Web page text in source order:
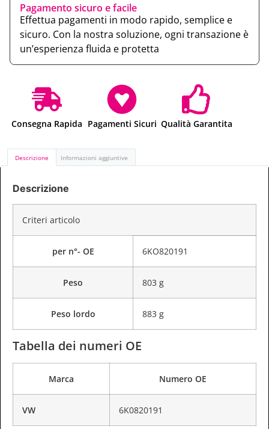
Pagamento sicuro e facile
Effettua pagamenti in modo rapido, semplice e
sicuro. Con la nostra soluzione, ogni transazione è
un’esperienza fluida e protetta
Consegna Rapida Pagamenti Sicuri Qualità Garantita
Descrizione Informazioni aggiuntive
Descrizione
Criteri articolo
per n°- OE 6KO820191
Peso 803 g
Peso lordo 883 g
Tabella dei numeri OE
Marca Numero OE
VW 6K0820191